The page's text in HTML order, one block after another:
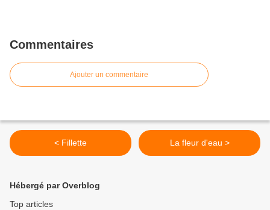
Commentaires
Ajouter un commentaire
< Fillette La fleur d'eau >
Hébergé par Overblog
Top articles